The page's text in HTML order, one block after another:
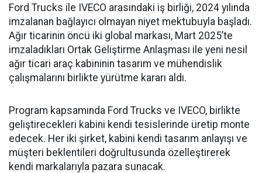
Ford Trucks ile IVECO arasındaki iş birliği, 2024 yılında
imzalanan bağlayıcı olmayan niyet mektubuyla başladı.
Ağır ticarinin öncü iki global markası, Mart 2025’te
imzaladıkları Ortak Geliştirme Anlaşması ile yeni nesil
ağır ticari araç kabininin tasarım ve mühendislik
çalışmalarını birlikte yürütme kararı aldı.
Program kapsamında Ford Trucks ve IVECO, birlikte
geliştirecekleri kabini kendi tesislerinde üretip monte
edecek. Her iki şirket, kabini kendi tasarım anlayışı ve
müşteri beklentileri doğrultusunda özelleştirerek
kendi markalarıyla pazara sunacak.